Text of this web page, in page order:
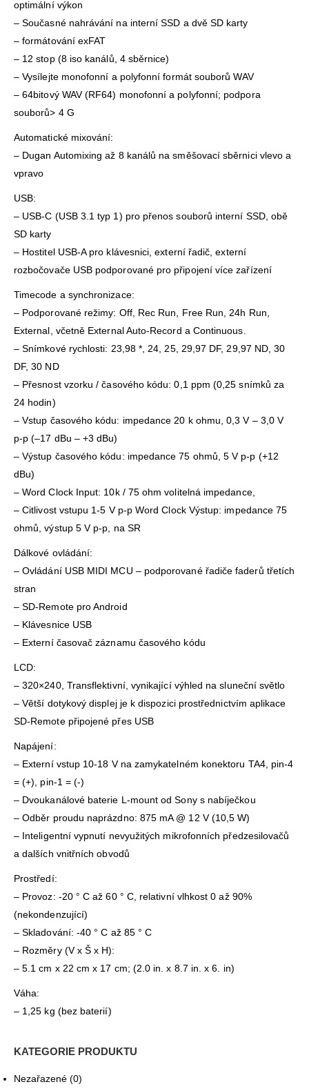
optimální výkon
– Současné nahrávání na interní SSD a dvě SD karty
– formátování exFAT
– 12 stop (8 iso kanálů, 4 sběrnice)
– Vysílejte monofonní a polyfonní formát souborů WAV
– 64bitový WAV (RF64) monofonní a polyfonní; podpora
souborů> 4 G
Automatické mixování:
– Dugan Automixing až 8 kanálů na směšovací sběrnici vlevo a
vpravo
USB:
– USB-C (USB 3.1 typ 1) pro přenos souborů interní SSD, obě
SD karty
– Hostitel USB-A pro klávesnici, externí řadič, externí
rozbočovače USB podporované pro připojení více zařízení
Timecode a synchronizace:
– Podporované režimy: Off, Rec Run, Free Run, 24h Run,
External, včetně External Auto-Record a Continuous.
– Snímkové rychlosti: 23,98 *, 24, 25, 29,97 DF, 29,97 ND, 30
DF, 30 ND
– Přesnost vzorku / časového kódu: 0,1 ppm (0,25 snímků za
24 hodin)
– Vstup časového kódu: impedance 20 k ohmu, 0,3 V – 3,0 V
p-p (–17 dBu – +3 dBu)
– Výstup časového kódu: impedance 75 ohmů, 5 V p-p (+12
dBu)
– Word Clock Input: 10k / 75 ohm volitelná impedance,
– Citlivost vstupu 1-5 V p-p Word Clock Výstup: impedance 75
ohmů, výstup 5 V p-p, na SR
Dálkové ovládání:
– Ovládání USB MIDI MCU – podporované řadiče faderů třetích
stran
– SD-Remote pro Android
– Klávesnice USB
– Externí časovač záznamu časového kódu
LCD:
– 320×240, Transflektivní, vynikající výhled na sluneční světlo
– Větší dotykový displej je k dispozici prostřednictvím aplikace
SD-Remote připojené přes USB
Napájení:
– Externí vstup 10-18 V na zamykatelném konektoru TA4, pin-4
= (+), pin-1 = (-)
– Dvoukanálové baterie L-mount od Sony s nabíječkou
– Odběr proudu naprázdno: 875 mA @ 12 V (10,5 W)
– Inteligentní vypnutí nevyužitých mikrofonních předzesilovačů
a dalších vnitřních obvodů
Prostředí:
– Provoz: -20 ° C až 60 ° C, relativní vlhkost 0 až 90%
(nekondenzující)
– Skladování: -40 ° C až 85 ° C
– Rozměry (V x Š x H):
– 5.1 cm x 22 cm x 17 cm; (2.0 in. x 8.7 in. x 6. in)
Váha:
– 1,25 kg (bez baterií)
KATEGORIE PRODUKTU
Nezařazené (0)